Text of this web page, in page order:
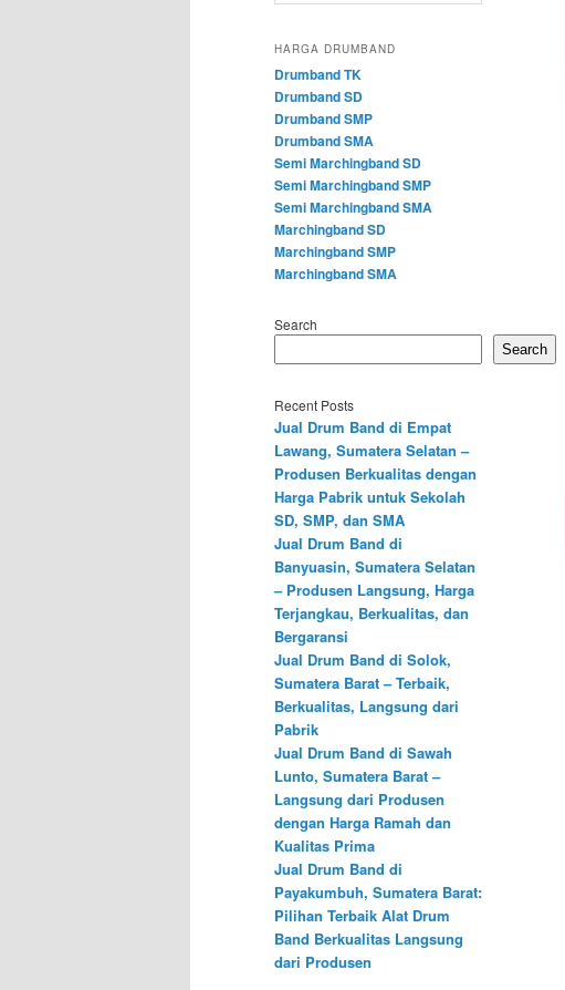
HARGA DRUMBAND
Drumband TK
Drumband SD
Drumband SMP
Drumband SMA
Semi Marchingband SD
Semi Marchingband SMP
Semi Marchingband SMA
Marchingband SD
Marchingband SMP
Marchingband SMA
Search
Search
Recent Posts
Jual Drum Band di Empat
Lawang, Sumatera Selatan –
Produsen Berkualitas dengan
Harga Pabrik untuk Sekolah
SD, SMP, dan SMA
Jual Drum Band di
Banyuasin, Sumatera Selatan
– Produsen Langsung, Harga
Terjangkau, Berkualitas, dan
Bergaransi
Jual Drum Band di Solok,
Sumatera Barat – Terbaik,
Berkualitas, Langsung dari
Pabrik
Jual Drum Band di Sawah
Lunto, Sumatera Barat –
Langsung dari Produsen
dengan Harga Ramah dan
Kualitas Prima
Jual Drum Band di
Payakumbuh, Sumatera Barat:
Pilihan Terbaik Alat Drum
Band Berkualitas Langsung
dari Produsen